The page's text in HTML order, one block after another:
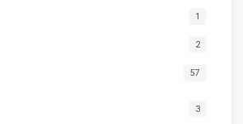
1
2
57
3